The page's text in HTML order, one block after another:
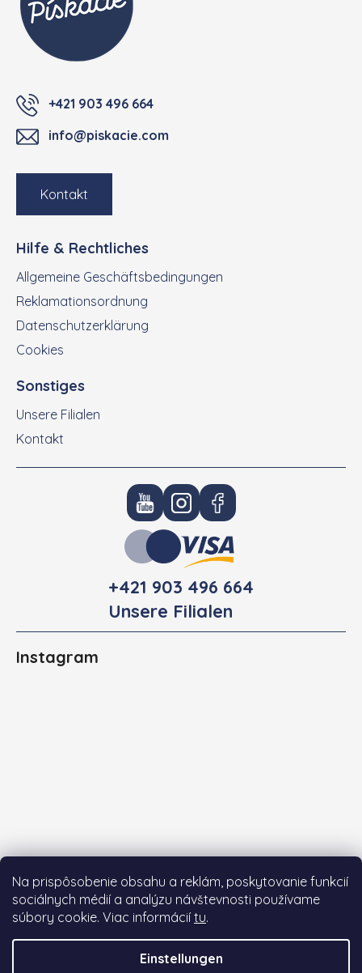
Na prispôsobenie obsahu a reklám, poskytovanie funkcií
sociálnych médií a analýzu návštevnosti používame
súbory cookie. Viac informácií tu.
Einstellungen
+421 903 496 664
info@piskacie.com
Kontakt
Hilfe & Rechtliches
Allgemeine Geschäftsbedingungen
Reklamationsordnung
Datenschutzerklärung
Cookies
Sonstiges
Unsere Filialen
Kontakt
+421 903 496 664
Unsere Filialen
Instagram
Auf Instagram folgen